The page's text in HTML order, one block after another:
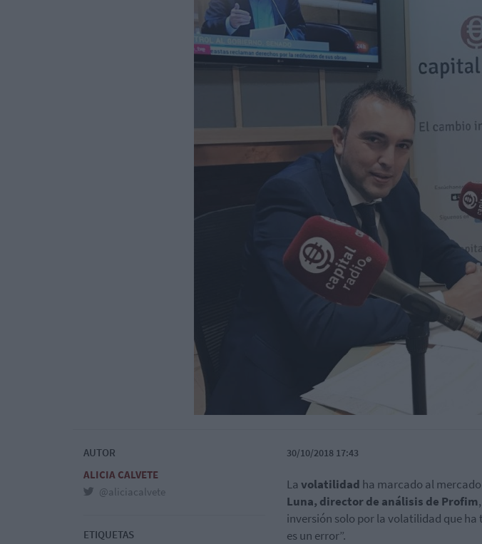
AUTOR
ALICIA CALVETE
@aliciacalvete
ETIQUETAS
30/10/2018 17:43
La volatilidad ha marcado al
Luna, director de análisis de Profim
inversión solo por la volatilidad que
es un error”.